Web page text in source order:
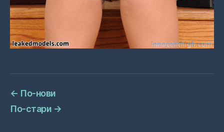
← По-нови
По-стари →